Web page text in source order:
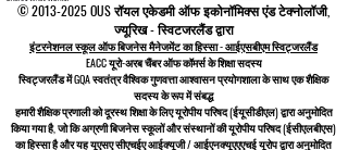
©2013-2025OUS रॉयल एकेडमी ऑफ इकोनॉमिक्स एंड टेक्नोलॉजी,
ज्यूरिख - स्विटजरलैंड द्वारा
इंटरनेशनल स्कूल ऑफ बिजनेस मैनेजमेंट का हिस्सा - आईएसबीएम स्विट्जरलैंड
EACC यूरो-अरब चैंबर ऑफ कॉमर्स के शिक्षा सदस्य
स्विट्जरलैंड मेंGQA स्वतंत्र वैश्विक गुणवत्ता आश्वासन प्रयोगशाला के साथ एक शैक्षिक
सदस्य के रूप में संबद्ध
हमारी शैक्षिक प्रणाली कोदूरस्थ शिक्षा के लिए यूरोपीय परिषद(ईयूसीडीएल)द्वारा अनुमोदित
किया गया है, जो किअग्रणी बिजनेस स्कूलों और संस्थानों की यूरोपीय परिषद (ईसीएलबीएस)
का हिस्सा है और यह यूएसए सीएचईए आईक्यूजी / आईएनक्यूएएएचई यूरोप द्वारा अनुमोदित